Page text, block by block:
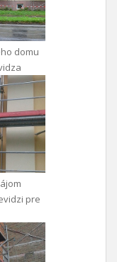
domu
pre